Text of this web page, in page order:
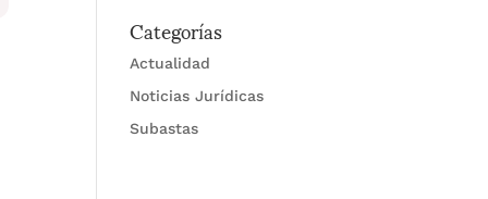
Categorías
Actualidad
Noticias Jurídicas
Subastas